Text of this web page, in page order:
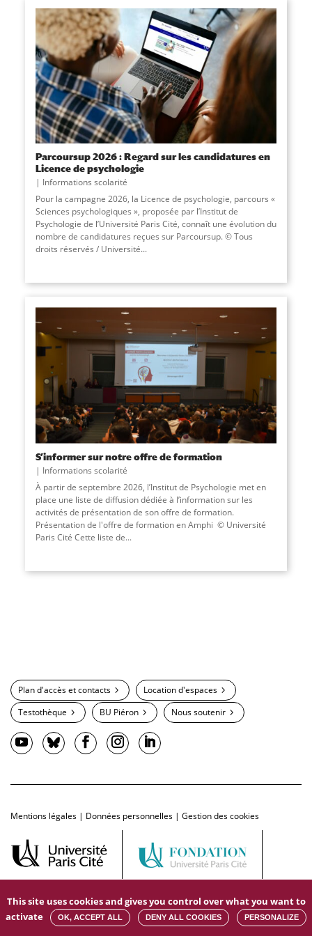
Parcoursup 2026 : Regard sur les candidatures en
Licence de psychologie
Informations scolarité
Pour la campagne 2026, la Licence de psychologie, parcours «
Sciences psychologiques », proposée par l’Institut de
Psychologie de l’Université Paris Cité, connaît une évolution du
nombre de candidatures reçues sur Parcoursup. © Tous
droits réservés / Université...
S’informer sur notre offre de formation
Informations scolarité
À partir de septembre 2026, l’Institut de Psychologie met en
place une liste de diffusion dédiée à l’information sur les
activités de présentation de son offre de formation.
Présentation de l'offre de formation en Amphi © Université
Paris Cité Cette liste de...
Plan d'accès et contacts
Location d'espaces
Testothèque
BU Piéron Nous soutenir
Mentions légales | Données personnelles | Gestion des cookies
This site uses cookies and gives you control over what you want to
activate
OK, ACCEPT ALL DENY ALL COOKIES PERSONALIZE